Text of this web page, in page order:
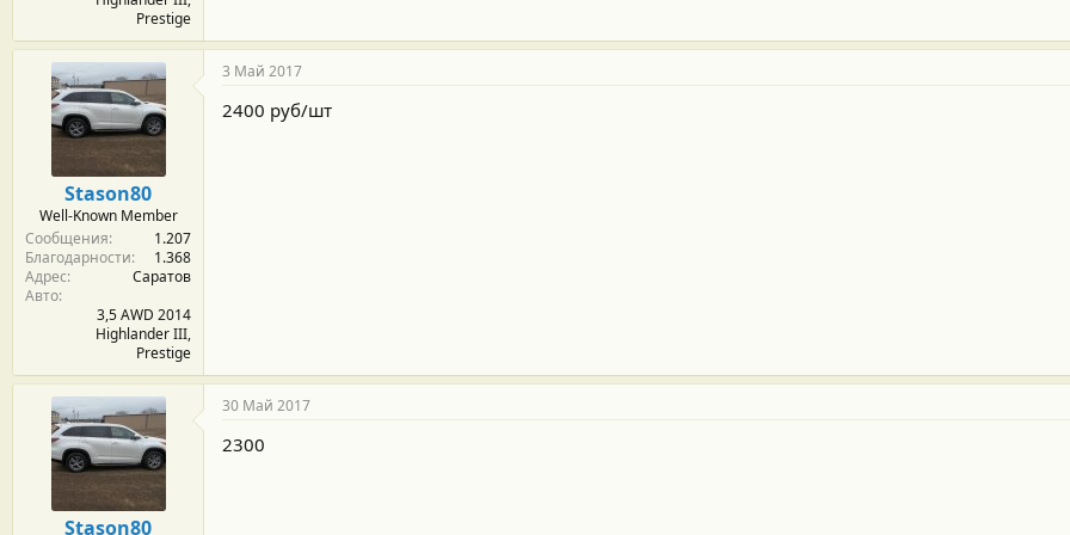
Prestige
Stason80
Well-Known Member
Сообщения
1.207
Благодарности
1.368
Адрес
Саратов
Авто
3,5 AWD 2014
Highlander III,
Prestige
3 Май 2017
2400 руб/шт
Stason80
30 Май 2017
2300